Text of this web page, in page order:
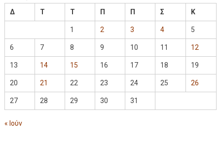
Δ
Τ Τ Π Π Σ Κ
1 2 3 4 5
6 7 8 9 10 11 12
13 14 15 16 17 18 19
20 21 22 23 24 25 26
27 28 29 30 31
« Ιούν